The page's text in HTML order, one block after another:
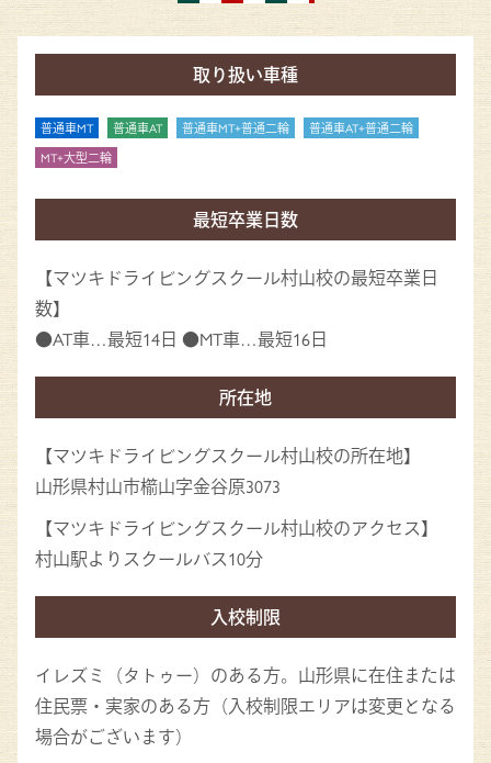
取り扱い車種
普通車MT 普通車AT 普通車MT+普通二輪
普通車AT+普通二輪
MT+大型二輪
最短卒業日数
【マツキドライビングスクール村山校の最短卒業日
数】
●AT車…最短14日 ●MT車…最短16日
所在地
【マツキドライビングスクール村山校の所在地】
山形県村山市櫤山字金谷原3073
【マツキドライビングスクール村山校のアクセス】
村山駅よりスクールバス10分
入校制限
イレズミ（タトゥー）のある方。山形県に在住または
住民票・実家のある方（入校制限エリアは変更となる
場合がございます）